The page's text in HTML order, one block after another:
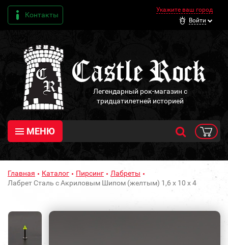
Контакты
Укажите ваш город
Войти
Легендарный рок-магазин с
тридцатилетней историей
МЕНЮ
Главная Каталог Пирсинг
Лабреты
Лабрет Сталь с Акриловым Шипом (желтым) 1,6 х 10 х 4